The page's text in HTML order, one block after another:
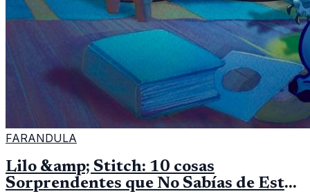
FARANDULA
Lilo &amp; Stitch: 10 cosas
Sorprendentes que No Sabías de Este